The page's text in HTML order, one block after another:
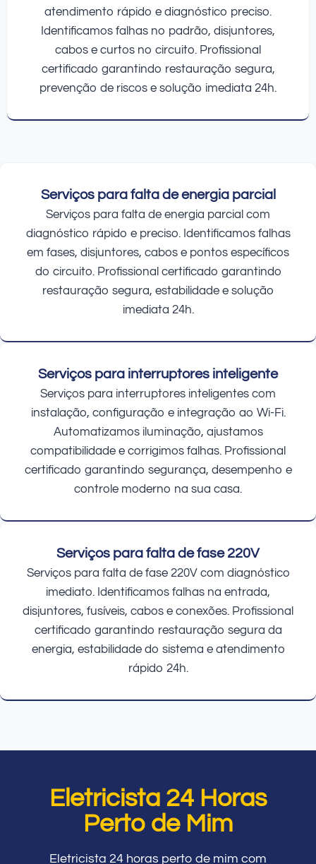
atendimento rápido e diagnóstico preciso.
Identificamos falhas no padrão, disjuntores,
cabos e curtos no circuito. Profissional
certificado garantindo restauração segura,
prevenção de riscos e solução imediata 24h.
Serviços para falta de energia parcial
Serviços para falta de energia parcial com
diagnóstico rápido e preciso. Identificamos falhas
em fases, disjuntores, cabos e pontos específicos
do circuito. Profissional certificado garantindo
restauração segura, estabilidade e solução
imediata 24h.
Serviços para interruptores inteligente
Serviços para interruptores inteligentes com
instalação, configuração e integração ao Wi-Fi.
Automatizamos iluminação, ajustamos
compatibilidade e corrigimos falhas. Profissional
certificado garantindo segurança, desempenho e
controle moderno na sua casa.
Serviços para falta de fase 220V
Serviços para falta de fase 220V com diagnóstico
imediato. Identificamos falhas na entrada,
disjuntores, fusíveis, cabos e conexões. Profissional
certificado garantindo restauração segura da
energia, estabilidade do sistema e atendimento
rápido 24h.
Eletricista 24 Horas
Perto de Mim
Eletricista 24 horas perto de mim com